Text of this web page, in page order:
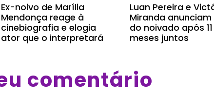
Ex-noivo de Marília
Mendonça reage à
cinebiografia e elogia
ator que o interpretará
Luan Pereira e
Miranda
do noivado após 11
meses juntos
comentário